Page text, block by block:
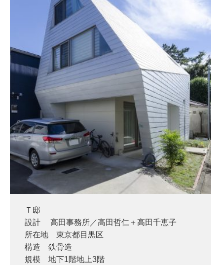
Ｔ邸
設計 高田事務所／高田哲仁＋高田千恵子
所在地 東京都目黒区
構造 鉄骨造
規模 地下1階地上3階